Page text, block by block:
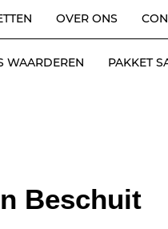
OVER ONS
WAARDEREN PAKKET
Beschuit